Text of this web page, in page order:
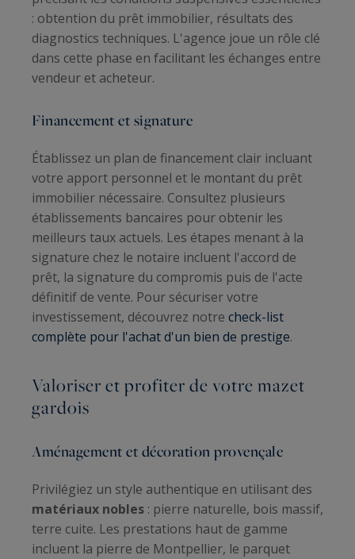
: obtention du prêt immobilier, résultats des
diagnostics techniques. L'agence joue un rôle clé
dans cette phase en facilitant les échanges entre
vendeur et acheteur.
Financement et signature
Établissez un plan de financement clair incluant
votre apport personnel et le montant du prêt
immobilier nécessaire. Consultez plusieurs
établissements bancaires pour obtenir les
meilleurs taux actuels. Les étapes menant à la
signature chez le notaire incluent l'accord de
prêt, la signature du compromis puis de l'acte
définitif de vente. Pour sécuriser votre
investissement, découvrez notre check-list
complète pour l'achat d'un bien de prestige.
Valoriser et profiter de votre mazet
gardois
Aménagement et décoration provençale
Privilégiez un style authentique en utilisant des
matériaux nobles : pierre naturelle, bois massif,
terre cuite. Les prestations haut de gamme
incluent la pierre de Montpellier, le parquet